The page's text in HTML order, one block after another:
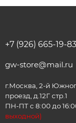
+7 (926) 665-19-83
gw-store@mail.ru
г.Москва, 2-й
проезд, д.12Г стр.1
ПН-ПТ с 8:00 до
выходной)